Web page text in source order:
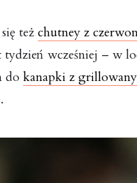
też chutney z
wcześniej – w
do kanapki z